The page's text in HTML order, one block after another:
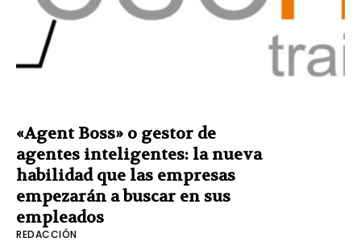
«Agent Boss» o gestor de
agentes inteligentes: la nueva
habilidad que las empresas
empezarán a buscar en sus
empleados
REDACCIÓN